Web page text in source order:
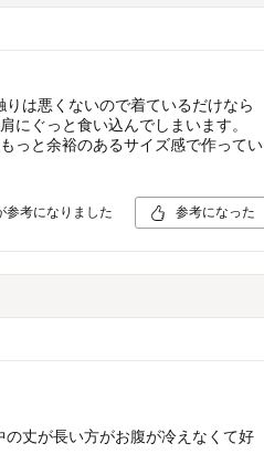
は悪くないので着ているだけなら
にぐっと食い込んでしまいます。
っと余裕のあるサイズ感で作ってい
参考になりました 参考になった
丈が長い方がお腹が冷えなくて好